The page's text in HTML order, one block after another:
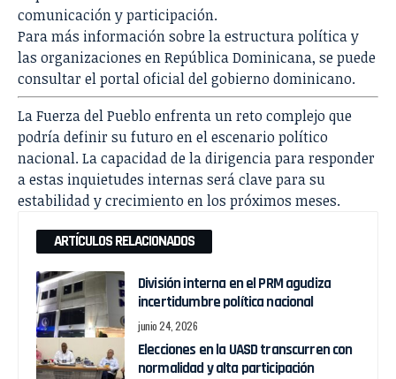
comunicación y participación.
Para más información sobre la estructura política y
las organizaciones en República Dominicana, se puede
consultar el portal oficial del gobierno dominicano.
La Fuerza del Pueblo enfrenta un reto complejo que
podría definir su futuro en el escenario político
nacional. La capacidad de la dirigencia para responder
a estas inquietudes internas será clave para su
estabilidad y crecimiento en los próximos meses.
ARTÍCULOS RELACIONADOS
División interna en el PRM agudiza
incertidumbre política nacional
junio 24, 2026
Elecciones en la UASD transcurren con
normalidad y alta participación